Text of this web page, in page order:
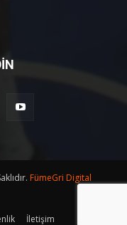
FümeGri Digital
İletişim